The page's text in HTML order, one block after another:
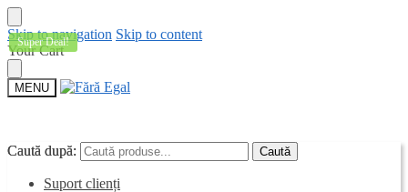
Skip to navigation Skip to content
Your Cart
MENU
Caută după: Caută
Suport clienți
Caută după: Caută
Super Deal!